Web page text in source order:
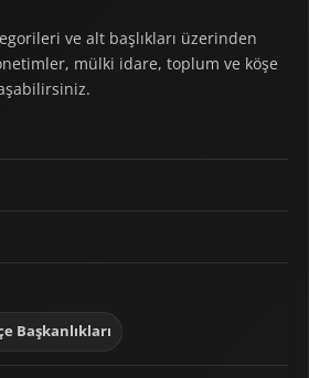
ve alt başlıkları üzerinden
mülki idare, toplum ve köşe
Başkanlıkları